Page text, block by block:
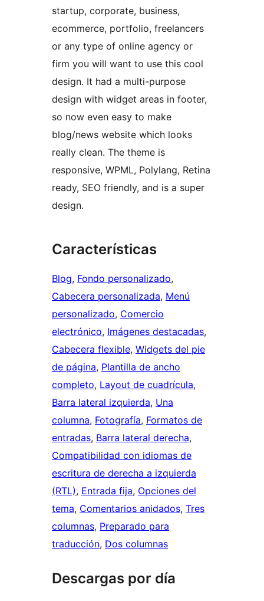
startup, corporate, business,
ecommerce, portfolio, freelancers
or any type of online agency or
firm you will want to use this cool
design. It had a multi-purpose
design with widget areas in footer,
so now even easy to make
blog/news website which looks
really clean. The theme is
responsive, WPML, Polylang, Retina
ready, SEO friendly, and is a super
design.
Características
Blog, Fondo personalizado
Cabecera personalizada, Menú
personalizado, Comercio
electrónico, Imágenes destacadas
Cabecera flexible, Widgets del pie
de página, Plantilla de ancho
completo, Layout de cuadrícula
Barra lateral izquierda, Una
columna, Fotografía, Formatos de
entradas, Barra lateral derecha
Compatibilidad con idiomas de
escritura de derecha a izquierda
(RTL), Entrada fija, Opciones del
tema, Comentarios anidados, Tres
columnas, Preparado para
traducción, Dos columnas
Descargas por día